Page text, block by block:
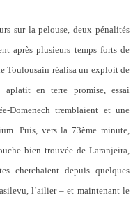
sur la pelouse, deux pénalités
après plusieurs temps forts de
Toulousain réalisa un exploit de
en terre promise, essai
Domenech tremblaient et une
Puis, vers la 73ème minute,
bien trouvée de Laranjeira,
cherchaient depuis quelques
l’ailier – et maintenant le